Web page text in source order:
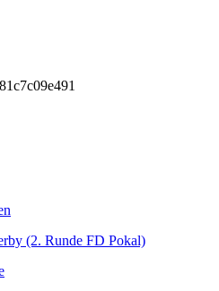
(2. Runde FD Pokal)